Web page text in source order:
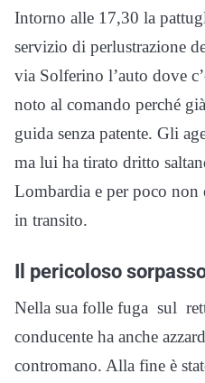
Intorno alle 17,30 la
servizio di perlustrazione
via Solferino l’auto dove
noto al comando perché
guida senza patente. Gli
ma lui ha tirato dritto
Lombardia e per poco
in transito.
Il pericoloso
Nella sua folle fuga sul
conducente ha anche
contromano. Alla fine è